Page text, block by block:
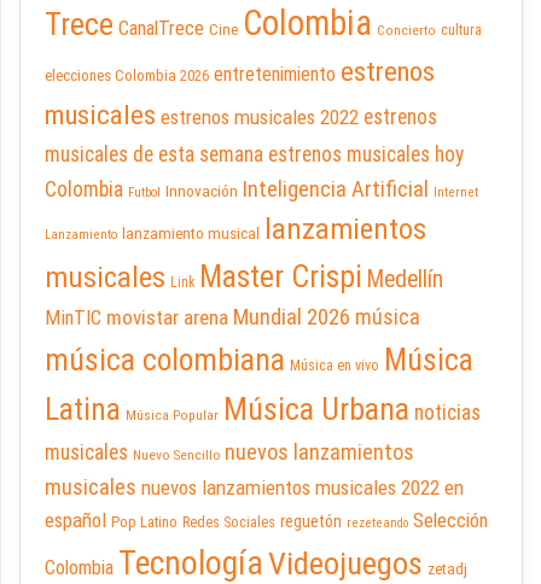
Trece CanalTrece Cine Colombia Concierto cultura
elecciones Colombia 2026 entretenimiento estrenos
musicales estrenos musicales 2022 estrenos
musicales de esta semana estrenos musicales hoy
Colombia Futbol Innovación Inteligencia Artificial Internet
Lanzamiento lanzamiento musical lanzamientos
musicales Link Master Crispi Medellín
MinTIC movistar arena Mundial 2026 música
música colombiana Música en vivo Música
Latina Música Popular Música Urbana noticias
musicales Nuevo Sencillo nuevos lanzamientos
musicales nuevos lanzamientos musicales 2022 en
español Pop Latino Redes Sociales reguetón rezeteando Selección
Colombia TecnologíaVideojuegos zetadj